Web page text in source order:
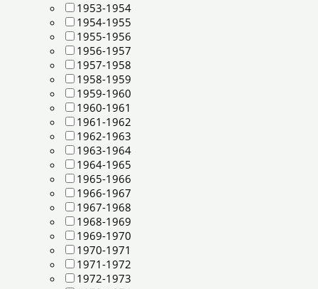
1953-1954
1954-1955
1955-1956
1956-1957
1957-1958
1958-1959
1959-1960
1960-1961
1961-1962
1962-1963
1963-1964
1964-1965
1965-1966
1966-1967
1967-1968
1968-1969
1969-1970
1970-1971
1971-1972
1972-1973